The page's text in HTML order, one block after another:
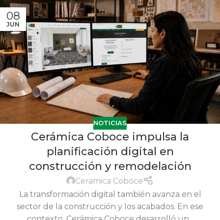
08
JUN
NOTICIAS
Cerámica Coboce impulsa la
planificación digital en
construcción y remodelación
Ceramica Coboce
La transformación digital también avanza en el
sector de la construcción y los acabados. En ese